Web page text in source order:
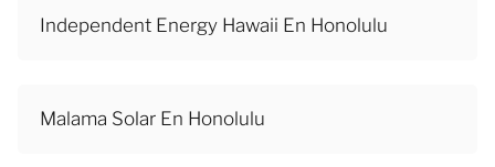
Independent Energy Hawaii En Honolulu
Malama Solar En Honolulu